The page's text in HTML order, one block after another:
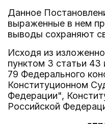
Данное
выраженные в нем
выводы сохраняют
Исходя из
пунктом 3 статьи 43
79 Федерального
Конституционном
Федерации",
Российской